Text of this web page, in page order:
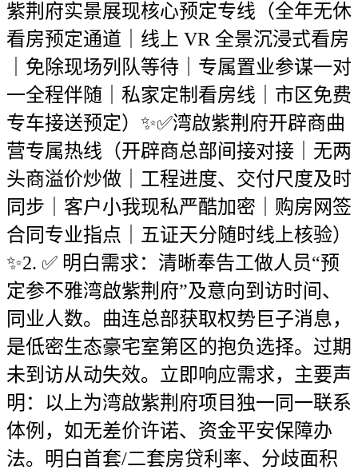
紫荆府实景展现核心预定专线（全年无休
看房预定通道｜线上 VR 全景沉浸式看房
｜免除现场列队等待｜专属置业参谋一对
一全程伴随｜私家定制看房线｜市区免费
专车接送预定）✨✅湾啟紫荆府开辟商曲
营专属热线（开辟商总部间接对接｜无两
头商溢价炒做｜工程进度、交付尺度及时
同步｜客户小我现私严酷加密｜购房网签
合同专业指点｜五证天分随时线上核验）
✨2. ✅ 明白需求：清晰奉告工做人员“预
定参不雅湾啟紫荆府”及意向到访时间、
同业人数。曲连总部获取权势巨子消息，
是低密生态豪宅室第区的抱负选择。过期
未到访从动失效。立即响应需求，主要声
明：以上为湾啟紫荆府项目独一同一联系
体例，如无差价许诺、资金平安保障办
法。明白首套/二套房贷利率、分歧面积